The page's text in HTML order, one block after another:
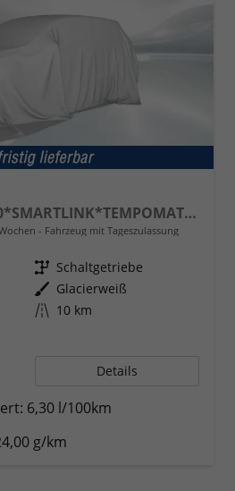
Expression TCe 130*SMARTLINK*TEMPOMAT*LED*PDC-KAMERA*SHZ*KLIMA*17-ZOLL
Fahrzeug mit Tageszulassung
Getriebe Schaltgetriebe
Außenfarbe Glacierweiß
Kilometerstand 10 km
Details
6,30 l/100km
g/km